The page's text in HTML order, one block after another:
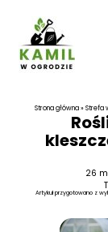
Strona główna»Strefa
26
Artykuł przygotowano z